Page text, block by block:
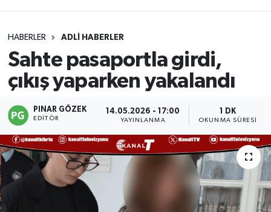
HABERLER ADLI HABERLER
Sahte pasaportla girdi,
çıkış yaparken yakalandı
PINAR GÖZEK
EDITÖR
14.05.2026 - 17:00
YAYINLANMA
1 DK
OKUNMA SÜRESI